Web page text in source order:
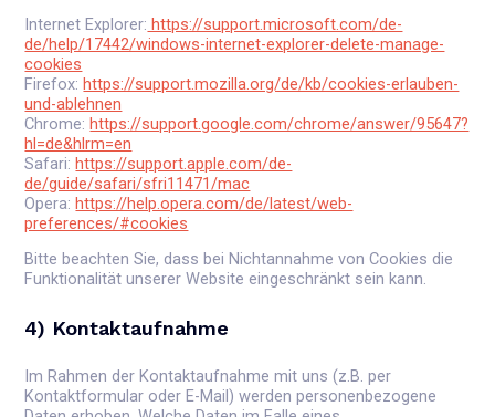
Internet Explorer: https://support.microsoft.com/de-
de/help/17442/windows-internet-explorer-delete-manage-
cookies
Firefox:https://support.mozilla.org/de/kb/cookies-erlauben-
und-ablehnen
Chrome:https://support.google.com/chrome/answer/95647?
hl=de&hlrm=en
Safari:https://support.apple.com/de-
de/guide/safari/sfri11471/mac
Opera:https://help.opera.com/de/latest/web-
preferences/#cookies
Bitte beachten Sie, dass bei Nichtannahme von Cookies die
Funktionalität unserer Website eingeschränkt sein kann.
4) Kontaktaufnahme
Im Rahmen der Kontaktaufnahme mit uns (z.B. per
Kontaktformular oder E-Mail) werden personenbezogene